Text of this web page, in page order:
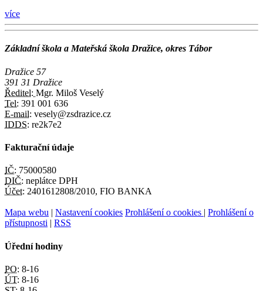
více
Základní škola a Mateřská škola Dražice, okres Tábor
Dražice 57
391 31 Dražice
Ředitel: Mgr. Miloš Veselý
Tel: 391 001 636
E-mail: vesely@zsdrazice.cz
IDDS: re2k7e2
Fakturační údaje
IČ: 75000580
DIČ: neplátce DPH
Účet: 2401612808/2010, FIO BANKA
Mapa webu | Nastavení cookies Prohlášení o cookies | Prohlášení o
přístupnosti | RSS
Úřední hodiny
PO: 8-16
ÚT: 8-16